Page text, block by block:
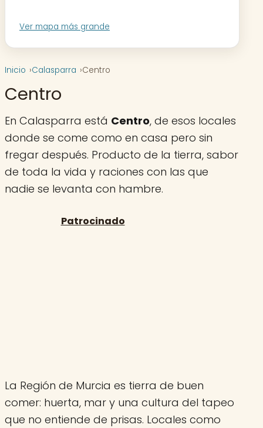
Ver mapa más grande
Inicio Calasparra Centro
Centro
En Calasparra está Centro, de esos locales
donde se come como en casa pero sin
fregar después. Producto de la tierra, sabor
de toda la vida y raciones con las que
nadie se levanta con hambre.
La Región de Murcia es tierra de buen
comer: huerta, mar y una cultura del tapeo
que no entiende de prisas. Locales como